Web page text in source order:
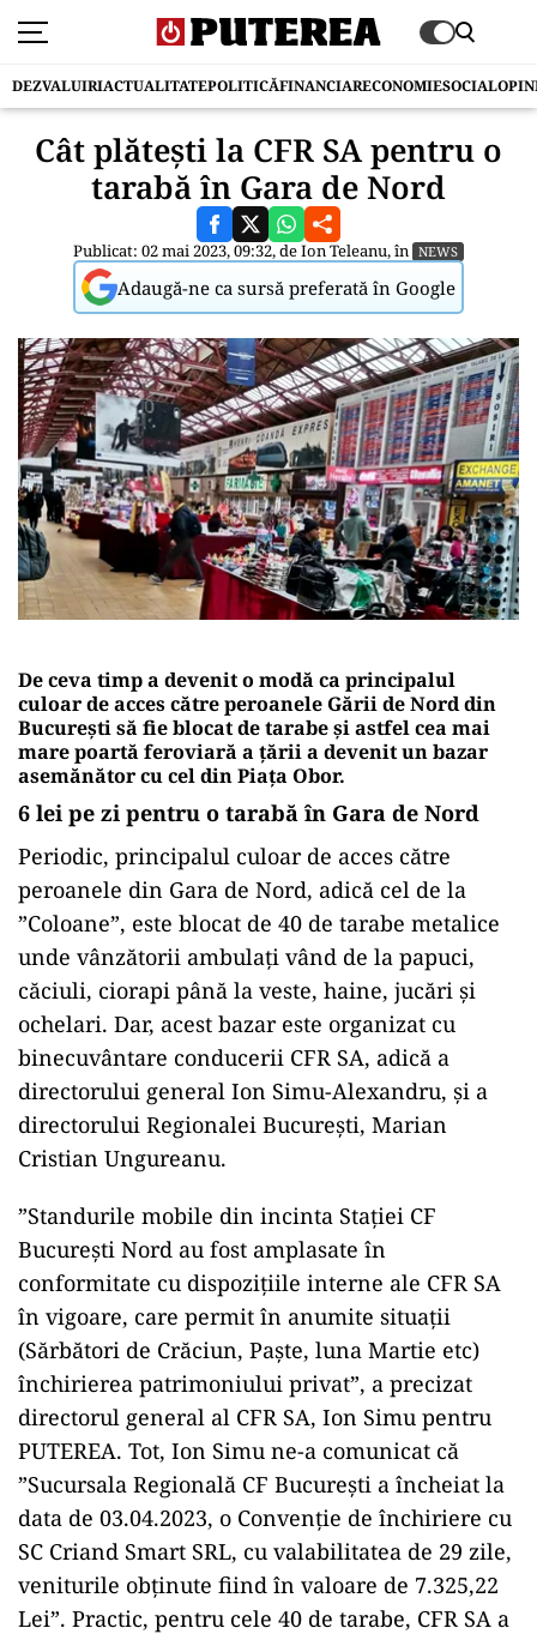
DEZVALUIRIACTUALITATEPOLITICĂFINANCIARECONOMIESOCIAL
Cât plătești la CFR SA pentru o
tarabă în Gara de Nord
Publicat: 02 mai 2023, 09:32, deIon Teleanu, în NEWS
Adaugă-ne ca sursă preferată în Google
De ceva timp a devenit o modă ca principalul
culoar de acces către peroanele Gării de Nord din
București să fie blocat de tarabe și astfel cea mai
mare poartă feroviară a țării a devenit un bazar
asemănător cu cel din Piața Obor.
6 lei pe zi pentru o tarabă în Gara de Nord
Periodic, principalul culoar de acces către
peroanele din Gara de Nord, adică cel de la
”Coloane”, este blocat de 40 de tarabe metalice
unde vânzătorii ambulați vând de la papuci,
căciuli, ciorapi până la veste, haine, jucări și
ochelari. Dar, acest bazar este organizat cu
binecuvântare conducerii CFR SA, adică a
directorului general Ion Simu-Alexandru, și a
directorului Regionalei București, Marian
Cristian Ungureanu.
”Standurile mobile din incinta Stației CF
București Nord au fost amplasate în
conformitate cu dispozițiile interne ale CFR SA
în vigoare, care permit în anumite situații
(Sărbători de Crăciun, Paște, luna Martie etc)
închirierea patrimoniului privat”, a precizat
directorul general al CFR SA, Ion Simu pentru
PUTEREA. Tot, Ion Simu ne-a comunicat că
”Sucursala Regională CF București a încheiat la
data de 03.04.2023, o Convenție de închiriere cu
SC Criand Smart SRL, cu valabilitatea de 29 zile,
veniturile obținute fiind în valoare de 7.325,22
Lei”. Practic, pentru cele 40 de tarabe, CFR SA a